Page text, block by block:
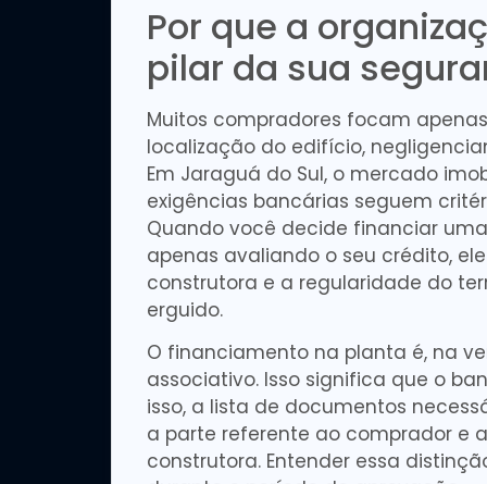
Por que a
pilar da sua
Muitos compradores focam
localização do edifício,
Em Jaraguá do Sul, o mercado
exigências bancárias seguem
Quando você decide financiar
apenas avaliando o seu crédito,
construtora e a regularidade do
erguido.
O financiamento na planta é, na
associativo. Isso significa que o
isso, a lista de documentos
a parte referente ao comprador e
construtora. Entender essa